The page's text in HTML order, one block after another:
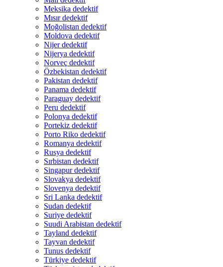
Meksika dedektif
Mısır dedektif
Moğolistan dedektif
Moldova dedektif
Nijer dedektif
Nijerya dedektif
Norveç dedektif
Özbekistan dedektif
Pakistan dedektif
Panama dedektif
Paraguay dedektif
Peru dedektif
Polonya dedektif
Portekiz dedektif
Porto Riko dedektif
Romanya dedektif
Rusya dedektif
Sırbistan dedektif
Singapur dedektif
Slovakya dedektif
Slovenya dedektif
Sri Lanka dedektif
Sudan dedektif
Suriye dedektif
Suudi Arabistan dedektif
Tayland dedektif
Tayvan dedektif
Tunus dedektif
Türkiye dedektif